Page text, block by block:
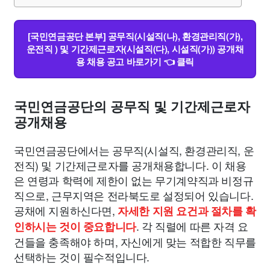
[국민연금공단 본부] 공무직(시설직(나), 환경관리직(가),
운전직 ) 및 기간제근로자(시설직(다), 시설직(가)) 공개채
용 채용 공고 바로가기 👈 클릭
국민연금공단의 공무직 및 기간제근로자
공개채용
국민연금공단에서는 공무직(시설직, 환경관리직, 운
전직) 및 기간제근로자를 공개채용합니다. 이 채용
은 연령과 학력에 제한이 없는 무기계약직과 비정규
직으로, 근무지역은 전라북도로 설정되어 있습니다.
공채에 지원하신다면, 자세한 지원 요건과 절차를 확
인하시는 것이 중요합니다. 각 직렬에 따른 자격 요
건들을 충족해야 하며, 자신에게 맞는 적합한 직무를
선택하는 것이 필수적입니다.